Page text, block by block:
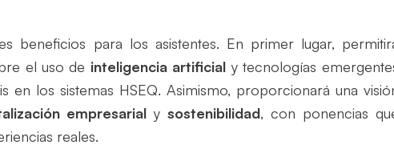
beneficios para los asistentes. En primer lugar,
el uso de inteligencia artificial y tecnologías
en los sistemas HSEQ. Asimismo, proporcionará una
empresarial ysostenibilidad, con ponencias
reales.